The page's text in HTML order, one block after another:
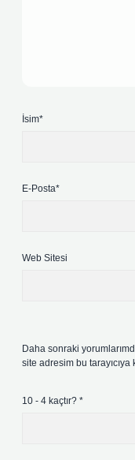
İsim*
E-Posta*
Web Sitesi
Daha sonraki
site adresim bu
10 - 4 kaçtır? *